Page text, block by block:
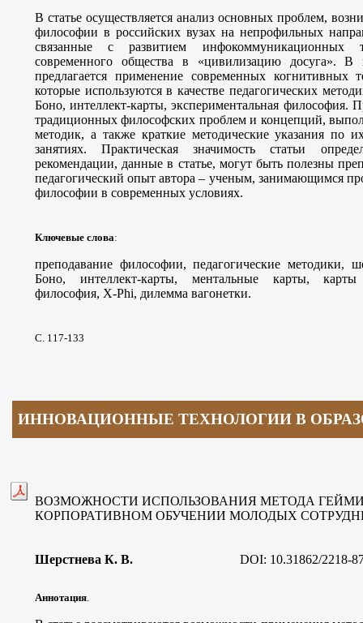
В статье осуществляется анализ основных проблем,
философии в российских вузах на непрофильных
связанные с развитием инфокоммуникационных
современного общества в «цивилизацию досуга». В
предлагается применение современных когнитивных
которые используются в качестве педагогических
Боно, интеллект-карты, экспериментальная
традиционных философских проблем и концепций,
методик, а также краткие методические указания по
занятиях. Практическая значимость статьи
рекомендации, данные в статье, могут быть полезны
педагогический опыт автора – ученым, занимающимся
философии в современных условиях.
Ключевые слова:
преподавание философии, педагогические
Боно, интеллект-карты, ментальные карты, карты
философия, X-Phi, дилемма вагонетки.
С. 117-133
ИННОВАЦИОННЫЕ ТЕХНОЛОГИИ В
ВОЗМОЖНОСТИ ИСПОЛЬЗОВАНИЯ МЕТОДА
КОРПОРАТИВНОМ ОБУЧЕНИИ МОЛОДЫХ
Шерстнева К. В. DOI: 10.31862/2218-
Аннотация.